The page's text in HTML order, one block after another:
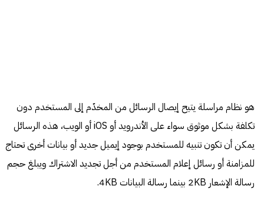
هو نظام مراسلة يتيح إيصال الرسائل من المخدّم إلى المستخدم دون
تكلفة بشكل موثوق سواء على الأندرويد أو iOS أو الويب، هذه الرسائل
يمكن أن تكون تنبيه للمستخدم بوجود إيميل جديد أو بيانات أخرى تحتاج
للمزامنة أو رسائل إعلام المستخدم من أجل تجديد الاشتراك ويبلغ حجم
رسالة الإشعار 2KB بينما رسالة البيانات 4KB.